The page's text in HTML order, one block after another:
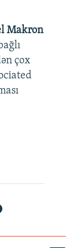
Makron
çox